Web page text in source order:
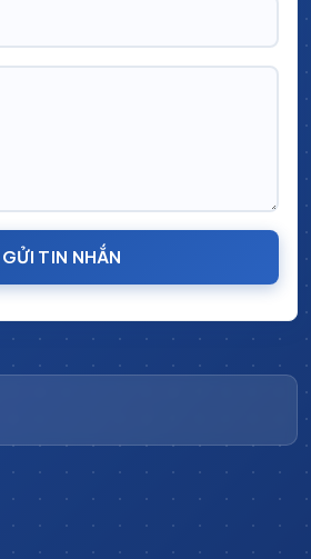
gỉ
được trang bị 2 bên của sản
lớp nhựa cao cấp hỗ trợ di
với 2 hãm lắp cố định khi cần
cánh trang bị khóa chuyên dụng
dễ dàng
phẩm xe đẩy dạng
GỬI TIN NHẮN